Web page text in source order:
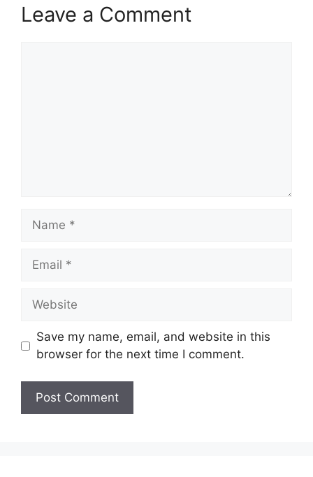
Leave a Comment
Name
Email
Website
Save my name, email, and website in this
browser for the next time I comment.